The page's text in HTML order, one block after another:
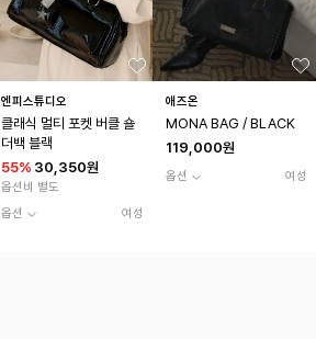
엔피스튜디오
클래식 멀티 포켓 버클 숄
더백 블랙
55% 30,350원
옵션비 별도
옵션
여성
애즈온
MONA BAG / BLACK
119,000원
옵션 여성